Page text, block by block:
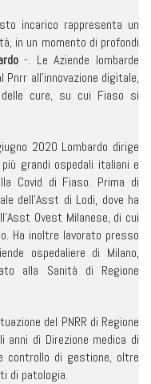
incarico rappresenta un
in un momento di profondi
-. Le Aziende lombarde
all’innovazione digitale,
delle cure, su cui Fiaso si
2020 Lombardo dirige
grandi ospedali italiani e
Covid di Fiaso. Prima di
dell’Asst di Lodi, dove ha
Ovest Milanese, di cui
Ha inoltre lavorato presso
ospedaliere di Milano,
alla Sanità di Regione
del PNRR di Regione
anni di Direzione medica di
controllo di gestione, oltre
di patologia.